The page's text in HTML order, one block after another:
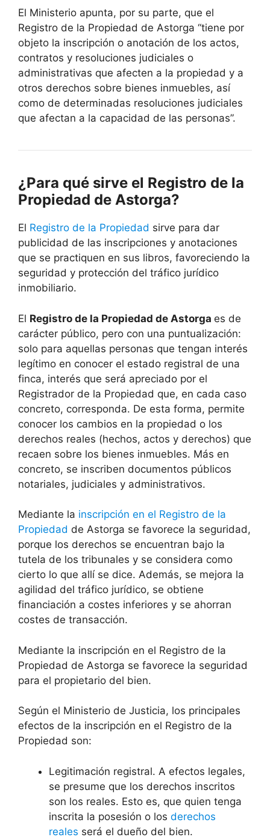
El Ministerio apunta, por su parte, que el
Registro de la Propiedad de Astorga “tiene por
objeto la inscripción o anotación de los actos,
contratos y resoluciones judiciales o
administrativas que afecten a la propiedad y a
otros derechos sobre bienes inmuebles, así
como de determinadas resoluciones judiciales
que afectan a la capacidad de las personas”.
¿Para qué sirve el Registro de la
Propiedad de Astorga?
El Registro de la Propiedad sirve para dar
publicidad de las inscripciones y anotaciones
que se practiquen en sus libros, favoreciendo la
seguridad y protección del tráfico jurídico
inmobiliario.
El Registro de la Propiedad de Astorga es de
carácter público, pero con una puntualización:
solo para aquellas personas que tengan interés
legítimo en conocer el estado registral de una
finca, interés que será apreciado por el
Registrador de la Propiedad que, en cada caso
concreto, corresponda. De esta forma, permite
conocer los cambios en la propiedad o los
derechos reales (hechos, actos y derechos) que
recaen sobre los bienes inmuebles. Más en
concreto, se inscriben documentos públicos
notariales, judiciales y administrativos.
Mediante la inscripción en el Registro de la
Propiedad de Astorga se favorece la seguridad,
porque los derechos se encuentran bajo la
tutela de los tribunales y se considera como
cierto lo que allí se dice. Además, se mejora la
agilidad del tráfico jurídico, se obtiene
financiación a costes inferiores y se ahorran
costes de transacción.
Mediante la inscripción en el Registro de la
Propiedad de Astorga se favorece la seguridad
para el propietario del bien.
Según el Ministerio de Justicia, los principales
efectos de la inscripción en el Registro de la
Propiedad son:
Legitimación registral. A efectos legales,
se presume que los derechos inscritos
son los reales. Esto es, que quien tenga
inscrita la posesión o los derechos
reales será el dueño del bien.